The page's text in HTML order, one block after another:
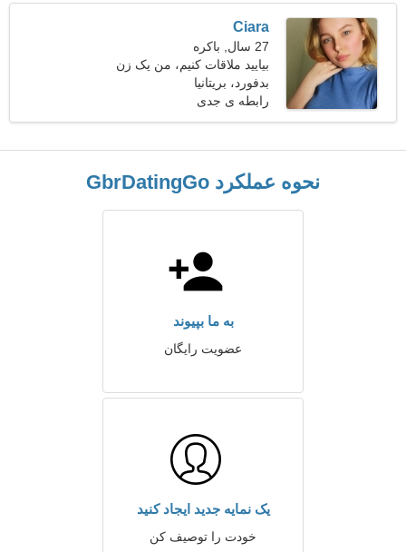
Ciara
27 سال, باکره
بیایید ملاقات کنیم، من یک زن
مخلص هستم
بدفورد، بریتانیا
رابطه ی جدی
نحوه عملکرد GbrDatingGo
به ما بپیوند
عضویت رایگان
یک نمایه جدید ایجاد کنید
خودت را توصیف کن